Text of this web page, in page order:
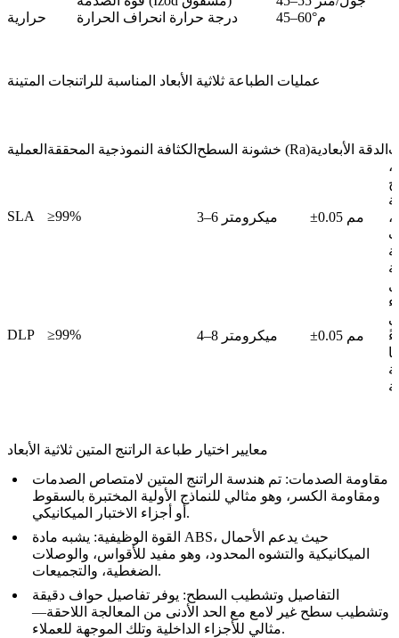
حرارية
درجة حرارة انحراف الحرارة 45–60°م
عمليات الطباعة ثلاثية الأبعاد المناسبة للراتنجات المتينة
العملية الكثافة النموذجية المحققة خشونة السطح (Ra)الدقة الأبعادية
SLA ≥99% 3–6 ميكرومتر ±0.05 مم
DLP ≥99% 4–8 ميكرومتر ±0.05 مم
معايير اختيار طباعة الراتنج المتين ثلاثية الأبعاد
مقاومة الصدمات: تم هندسة الراتنج المتين لامتصاص الصدمات
ومقاومة الكسر، وهو مثالي للنماذج الأولية المختبرة بالسقوط
أو أجزاء الاختبار الميكانيكي.
القوة الوظيفية: يشبه مادة ABS، حيث يدعم الأحمال
الميكانيكية والتشوه المحدود، وهو مفيد للأقواس، والوصلات
الضغطية، والتجميعات.
التفاصيل وتشطيب السطح: يوفر تفاصيل حواف دقيقة
وتشطيب سطح غير لامع مع الحد الأدنى من المعالجة اللاحقة—
مثالي للأجزاء الداخلية وتلك الموجهة للعملاء.